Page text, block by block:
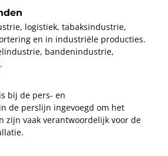
logistiek, tabaksindustrie,
en in industriële producties.
bandenindustrie,
.
bij de pers- en
de perslijn ingevoegd om het
zijn vaak verantwoordelijk voor de